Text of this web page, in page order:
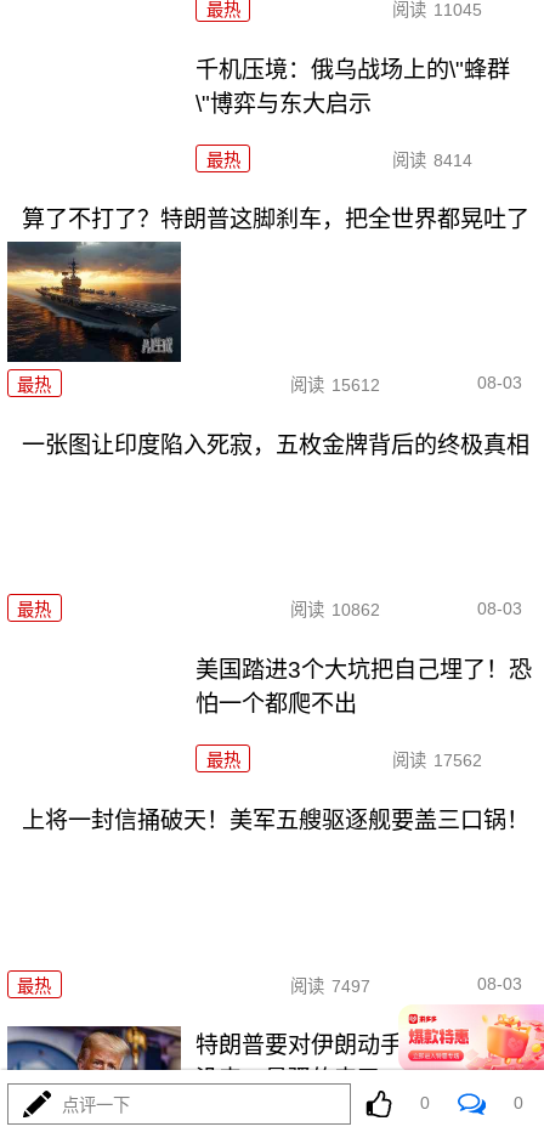
最热 阅读 11045
千机压境：俄乌战场上的\"蜂群
\"博弈与东大启示
最热 阅读 8414
算了不打了？特朗普这脚刹车，把全世界都晃吐了
最热 阅读 15612 08-03
一张图让印度陷入死寂，五枚金牌背后的终极真相
最热 阅读 10862 08-03
美国踏进3个大坑把自己埋了！恐
怕一个都爬不出
最热 阅读 17562
上将一封信捅破天！美军五艘驱逐舰要盖三口锅！
最热 阅读 7497 08-03
特朗普要对伊朗动手？最狠的还
没来，最骚的来了
点评一下 0 0